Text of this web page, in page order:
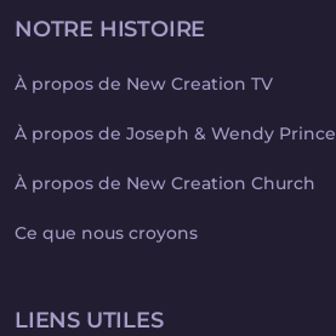
NOTRE HISTOIRE
À propos de New Creation TV
À propos de Joseph & Wendy Prince
À propos de New Creation Church
Ce que nous croyons
LIENS UTILES